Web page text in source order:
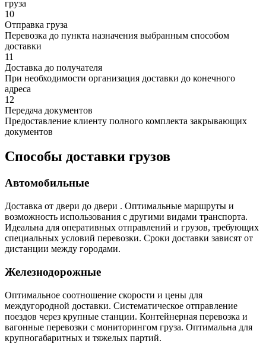
груза
10
Отправка груза
Перевозка до пункта назначения выбранным способом
доставки
11
Доставка до получателя
При необходимости организация доставки до конечного
адреса
12
Передача документов
Предоставление клиенту полного комплекта закрывающих
документов
Способы доставки грузов
Автомобильные
Доставка от двери до двери . Оптимальные маршруты и
возможность использования с другими видами транспорта.
Идеальна для оперативных отправлений и грузов, требующих
специальных условий перевозки. Сроки доставки зависят от
дистанции между городами.
Железнодорожные
Оптимальное соотношение скорости и цены для
междугородной доставки. Систематическое отправление
поездов через крупные станции. Контейнерная перевозка и
вагонные перевозки с мониторингом груза. Оптимальна для
крупногабаритных и тяжелых партий.